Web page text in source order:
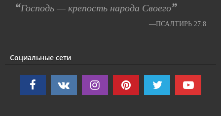
“Господь — крепость народа Своего”
—ПСАЛТИРЬ 27:8
Социальные сети